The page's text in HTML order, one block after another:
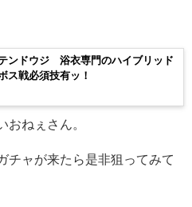
ンドウジ 浴衣専門のハイブリッド
ス戦必須技有ッ！
おねぇさん。
チャが来たら是非狙ってみて